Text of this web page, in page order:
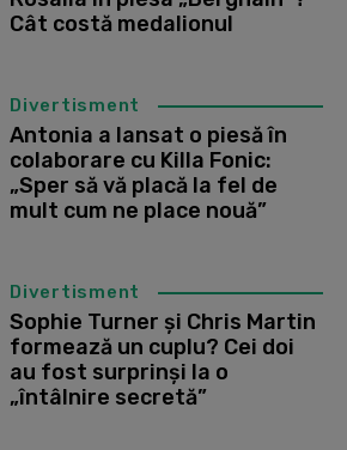
Cât costă medalionul
Divertisment
Antonia a lansat o piesă în
colaborare cu Killa Fonic:
„Sper să vă placă la fel de
mult cum ne place nouă”
Divertisment
Sophie Turner și Chris Martin
formează un cuplu? Cei doi
au fost surprinși la o
„întâlnire secretă”